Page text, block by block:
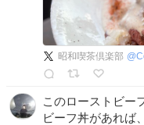
昭和喫茶倶楽部 @
このローストビー
ビーフ丼があれば